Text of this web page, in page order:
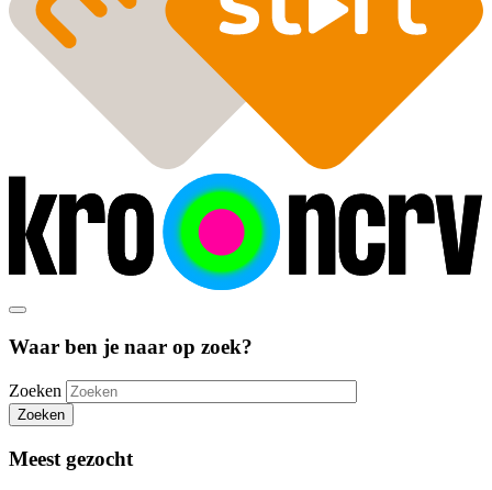
Waar ben je naar op zoek?
Zoeken
Zoeken
Meest gezocht